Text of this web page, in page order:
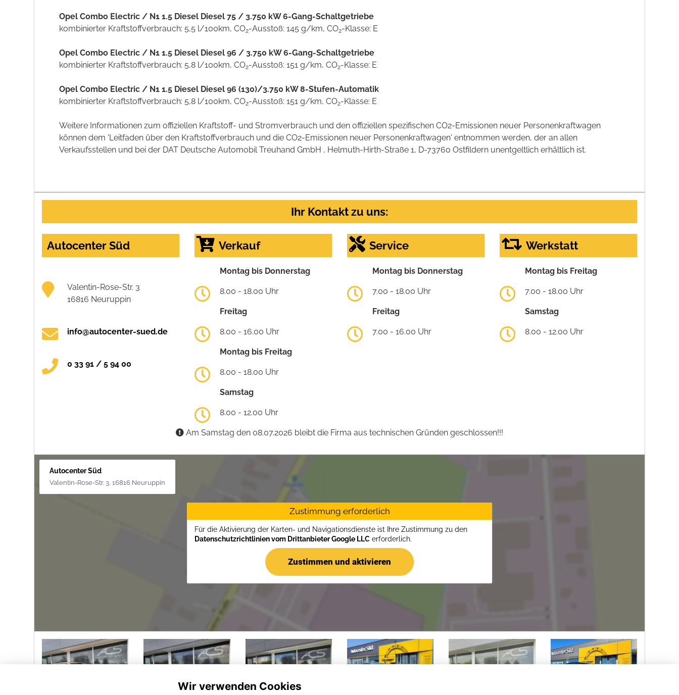
Opel Combo Electric / N1 1.5 Diesel Diesel 75 / 3.750 kW 6-Gang-Schaltgetriebe
kombinierter Kraftstoffverbrauch: 5,5 l/100km, CO2-Ausstoß: 145 g/km, CO2-Klasse: E
Opel Combo Electric / N1 1.5 Diesel Diesel 96 / 3.750 kW 6-Gang-Schaltgetriebe
kombinierter Kraftstoffverbrauch: 5,8 l/100km, CO2-Ausstoß: 151 g/km, CO2-Klasse: E
Opel Combo Electric / N1 1.5 Diesel Diesel 96 (130)/3.750 kW 8-Stufen-Automatik
kombinierter Kraftstoffverbrauch: 5,8 l/100km, CO2-Ausstoß: 151 g/km, CO2-Klasse: E
Weitere Informationen zum offiziellen Kraftstoff- und Stromverbrauch und den offiziellen spezifischen CO2-Emissionen neuer Personenkraftwagen
können dem 'Leitfaden über den Kraftstoffverbrauch und die CO2-Emissionen neuer Personenkraftwagen' entnommen werden, der an allen
Verkaufsstellen und bei der DAT Deutsche Automobil Treuhand GmbH , Helmuth-Hirth-Straße 1, D-73760 Ostfildern unentgeltlich erhältlich ist.
Ihr Kontakt zu uns:
Autocenter Süd
Valentin-Rose-Str. 3
16816 Neuruppin
info@autocenter-sued.de
0 33 91 / 5 94 00
Verkauf
Montag bis Donnerstag
8.00 - 18.00 Uhr
Freitag
8.00 - 16.00 Uhr
Montag bis Freitag
8.00 - 18.00 Uhr
Samstag
8.00 - 12.00 Uhr
Service
Montag bis Donnerstag
7.00 - 18.00 Uhr
Freitag
7.00 - 16.00 Uhr
Werkstatt
Montag bis Freitag
7.00 - 18.00 Uhr
Samstag
8.00 - 12.00 Uhr
Am Samstag den 08.07.2026 bleibt die Firma aus technischen Gründen geschlossen!!!
Autocenter Süd
Valentin-Rose-Str. 3, 16816 Neuruppin
Zustimmung erforderlich
Für die Aktivierung der Karten- und Navigationsdienste ist Ihre Zustimmung zu den
Datenschutzrichtlinien vom Drittanbieter Google LLC erforderlich.
Zustimmen und aktivieren
Wir verwenden Cookies